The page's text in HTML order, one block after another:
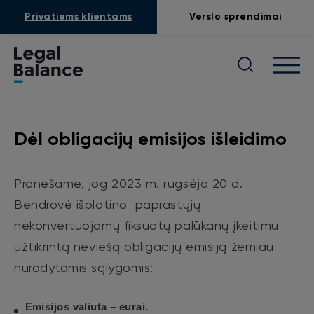
Privatiems klientams Verslo sprendimai
Dėl obligacijų emisijos išleidimo
Pranešame, jog 2023 m. rugsėjo 20 d.
Bendrovė išplatino paprastųjų
nekonvertuojamų fiksuotų palūkanų įkeitimu
užtikrintą neviešą obligacijų emisiją žemiau
nurodytomis sąlygomis:
Emisijos valiuta – eurai.